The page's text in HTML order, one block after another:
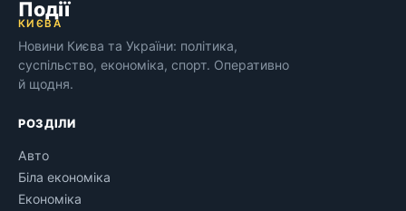
Події
КИЄВА
Новини Києва та України: політика,
суспільство, економіка, спорт. Оперативно
й щодня.
РОЗДІЛИ
Авто
Біла економіка
Економіка